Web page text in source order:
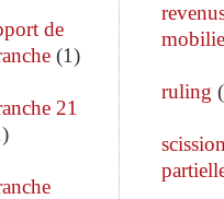
de
(1)
21
)
ruling (